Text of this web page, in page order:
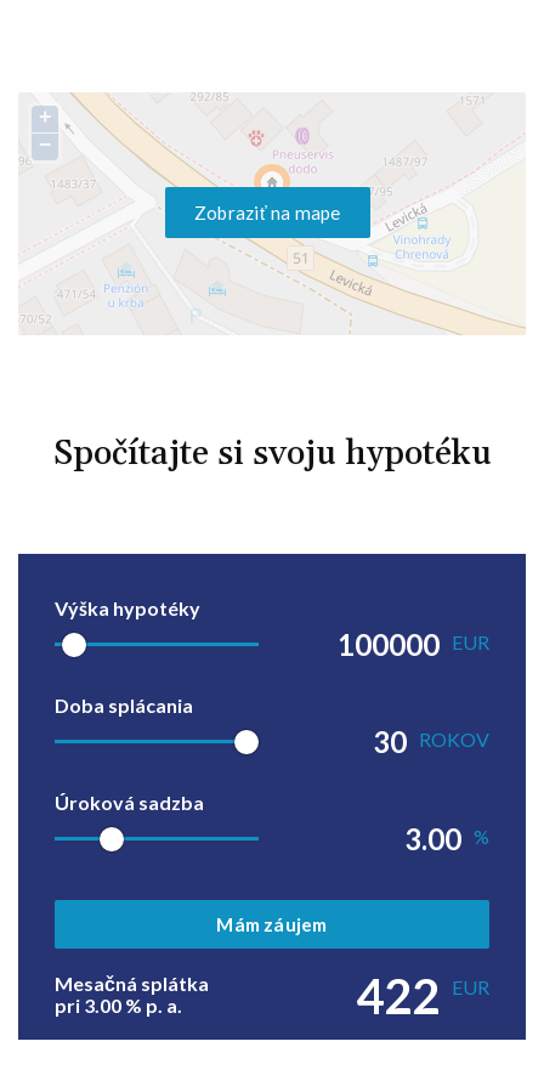
Zobraziť na mape
+
−
Spočítajte si svoju hypotéku
Výška hypotéky
EUR
Doba splácania
ROKOV
Úroková sadzba
%
Mám záujem
Mesačná splátka
pri 3.00 % p. a. 422 EUR